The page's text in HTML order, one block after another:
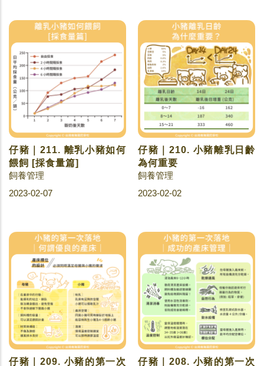
仔豬｜211. 離乳小豬如何
餵飼 [採食量篇]
飼養管理
2023-02-07
仔豬｜210. 小豬離乳日齡
為何重要
飼養管理
2023-02-02
仔豬｜209. 小豬的第一次 仔豬｜208. 小豬的第一次